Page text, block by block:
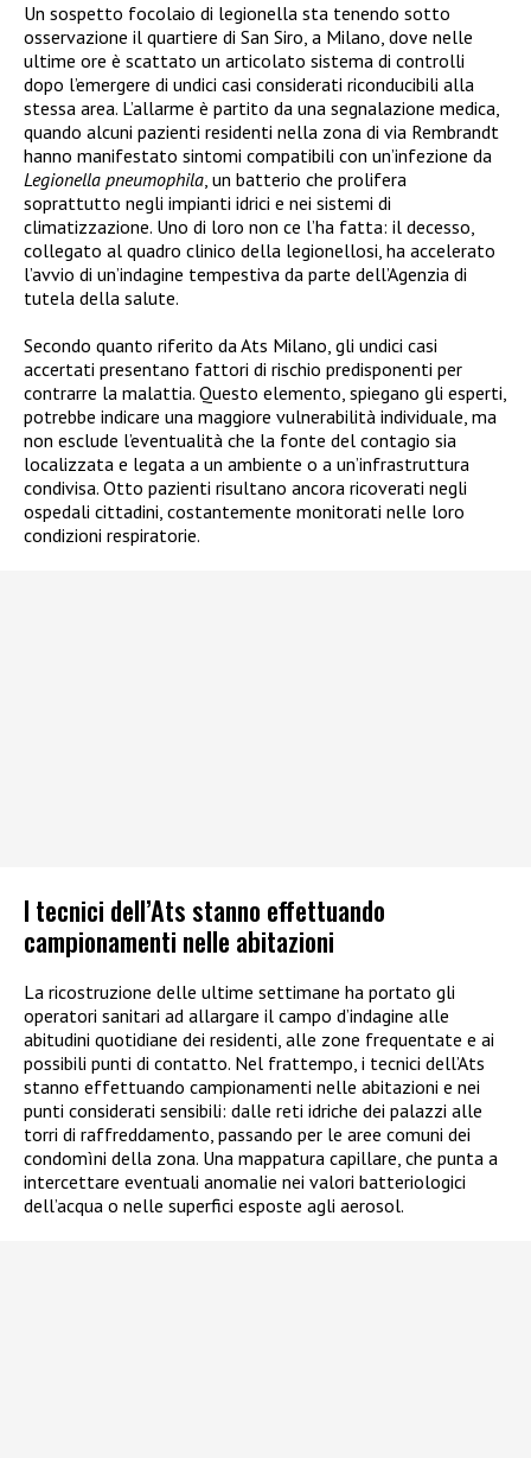
Un sospetto focolaio di legionella sta tenendo sotto
osservazione il quartiere di San Siro, a Milano, dove nelle
ultime ore è scattato un articolato sistema di controlli
dopo l’emergere di undici casi considerati riconducibili alla
stessa area. L’allarme è partito da una segnalazione medica,
quando alcuni pazienti residenti nella zona di via Rembrandt
hanno manifestato sintomi compatibili con un’infezione da
Legionella pneumophila, un batterio che prolifera
soprattutto negli impianti idrici e nei sistemi di
climatizzazione. Uno di loro non ce l’ha fatta: il decesso,
collegato al quadro clinico della legionellosi, ha accelerato
l’avvio di un’indagine tempestiva da parte dell’Agenzia di
tutela della salute.
Secondo quanto riferito da Ats Milano, gli undici casi
accertati presentano fattori di rischio predisponenti per
contrarre la malattia. Questo elemento, spiegano gli esperti,
potrebbe indicare una maggiore vulnerabilità individuale, ma
non esclude l’eventualità che la fonte del contagio sia
localizzata e legata a un ambiente o a un’infrastruttura
condivisa. Otto pazienti risultano ancora ricoverati negli
ospedali cittadini, costantemente monitorati nelle loro
condizioni respiratorie.
I tecnici dell’Ats stanno effettuando
campionamenti nelle abitazioni
La ricostruzione delle ultime settimane ha portato gli
operatori sanitari ad allargare il campo d’indagine alle
abitudini quotidiane dei residenti, alle zone frequentate e ai
possibili punti di contatto. Nel frattempo, i tecnici dell’Ats
stanno effettuando campionamenti nelle abitazioni e nei
punti considerati sensibili: dalle reti idriche dei palazzi alle
torri di raffreddamento, passando per le aree comuni dei
condomìni della zona. Una mappatura capillare, che punta a
intercettare eventuali anomalie nei valori batteriologici
dell’acqua o nelle superfici esposte agli aerosol.